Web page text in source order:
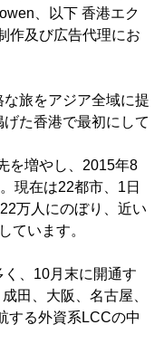
、以下 香港エク
作及び広告代理にお
旅をアジア全域に提
た香港で最初にして
を増やし、2015年8
現在は22都市、1日
万人にのぼり、近い
ています。
、10月末に開通す
田、大阪、名古屋、
する外資系LCCの中